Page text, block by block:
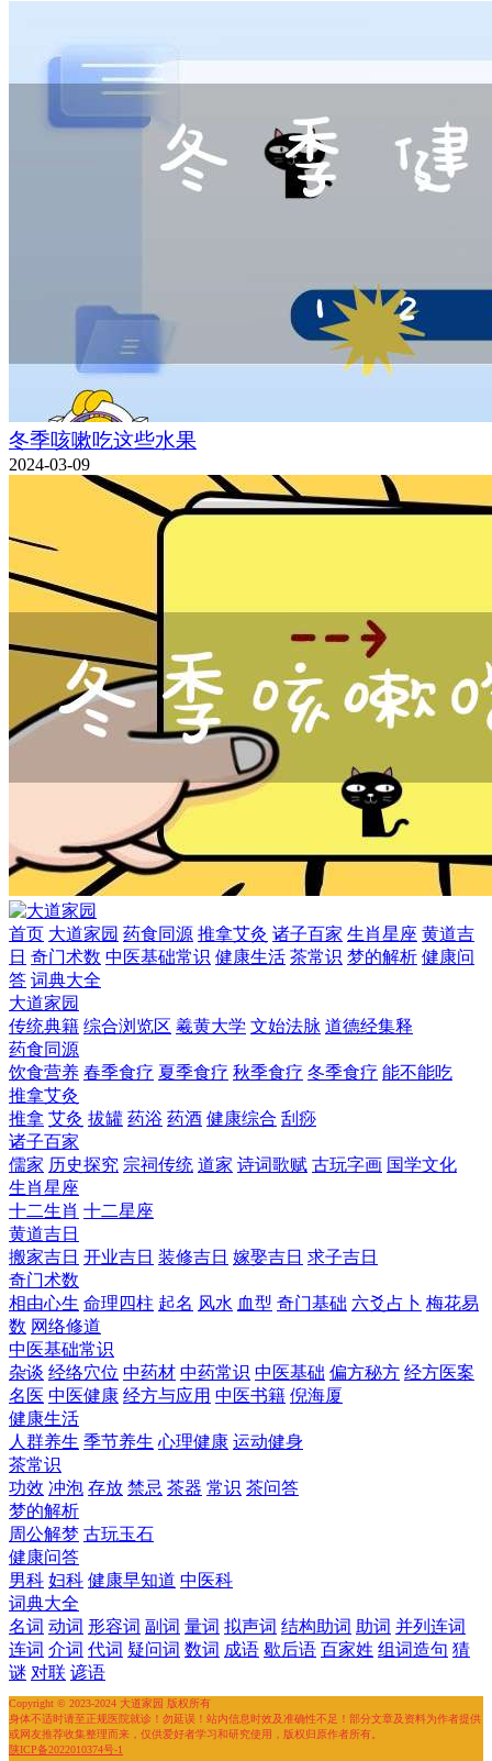
冬季咳嗽吃这些水果
2024-03-09
首页 大道家园 药食同源 推拿艾灸 诸子百家 生肖星座 黄道吉
日 奇门术数 中医基础常识 健康生活 茶常识 梦的解析 健康问
答 词典大全
大道家园
传统典籍 综合浏览区 羲黄大学 文始法脉 道德经集释
药食同源
饮食营养 春季食疗 夏季食疗 秋季食疗 冬季食疗 能不能吃
推拿艾灸
推拿 艾灸 拔罐 药浴 药酒 健康综合 刮痧
诸子百家
儒家 历史探究 宗祠传统 道家 诗词歌赋 古玩字画 国学文化
生肖星座
十二生肖 十二星座
黄道吉日
搬家吉日 开业吉日 装修吉日 嫁娶吉日 求子吉日
奇门术数
相由心生 命理四柱 起名 风水 血型 奇门基础 六爻占卜 梅花易
数 网络修道
中医基础常识
杂谈 经络穴位 中药材 中药常识 中医基础 偏方秘方 经方医案
名医 中医健康 经方与应用 中医书籍 倪海厦
健康生活
人群养生 季节养生 心理健康 运动健身
茶常识
功效 冲泡 存放 禁忌 茶器 常识 茶问答
梦的解析
周公解梦 古玩玉石
健康问答
男科 妇科 健康早知道 中医科
词典大全
名词 动词 形容词 副词 量词 拟声词 结构助词 助词 并列连词
连词 介词 代词 疑问词 数词 成语 歇后语 百家姓 组词造句 猜
谜 对联 谚语
Copyright © 2023-2024 大道家园 版权所有
身体不适时请至正规医院就诊！勿延误！站内信息时效及准确性不足！部分文章及资料为作者提供
或网友推荐收集整理而来，仅供爱好者学习和研究使用，版权归原作者所有。
陕ICP备2022010374号-1